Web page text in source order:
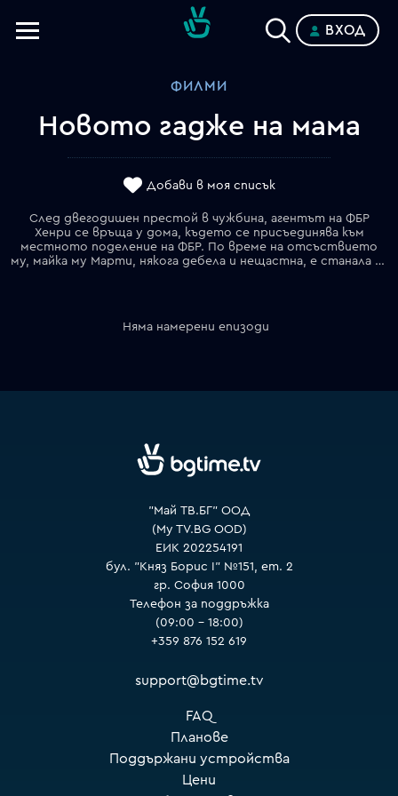
ВХОД
ФИЛМИ
Новото гадже на мама
Добави в моя списък
След двегодишен престой в чужбина, агентът на ФБР
Хенри се връща у дома, където се присъединява към
местното поделение на ФБР. По време на отсъствието
му, майка му Марти, някога дебела и нещастна, е станала стройна и жизнена, желана от мъже на всякаква възраст и жадно приветстваща тяхното внимание. Хенри не може да приеме "новата" си майка, обаче годеницата му Емили се наслаждава на свободното държане на бъдещата си свекърва. Тя насърчава скандалното поведение на Марти – в крайна сметка ако го имаш, покажи го!
Няма намерени епизоди
"Май ТВ.БГ" ООД
(My TV.BG OOD)
ЕИК 202254191
бул. "Княз Борис I" №151, ет. 2
гр. София 1000
Телефон за поддръжка
(09:00 – 18:00)
+359 876 152 619
support@bgtime.tv
FAQ
Планове
Поддържани устройства
Цени